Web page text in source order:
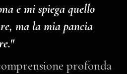
e mi spiega quello
ma la mia pancia
profonda